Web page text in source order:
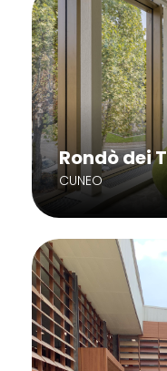
Rondò dei
CUNEO